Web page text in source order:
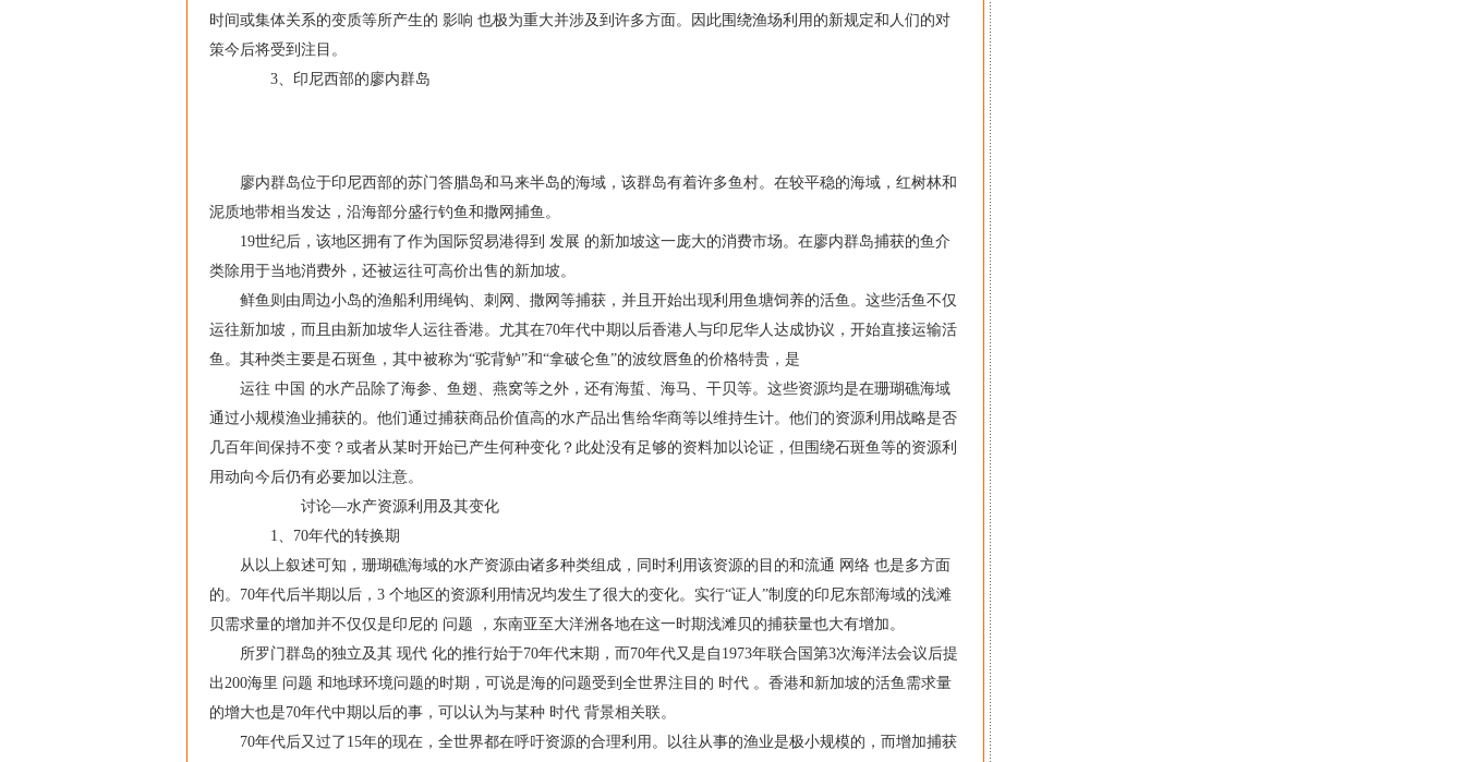
时间或集体关系的变质等所产生的 影响 也极为重大并涉及到许多方面。因此围绕渔场利用的新规定和人们的对
策今后将受到注目。
3、印尼西部的廖内群岛
廖内群岛位于印尼西部的苏门答腊岛和马来半岛的海域，该群岛有着许多鱼村。在较平稳的海域，红树林和
泥质地带相当发达，沿海部分盛行钓鱼和撒网捕鱼。
19世纪后，该地区拥有了作为国际贸易港得到 发展 的新加坡这一庞大的消费市场。在廖内群岛捕获的鱼介
类除用于当地消费外，还被运往可高价出售的新加坡。
鲜鱼则由周边小岛的渔船利用绳钩、刺网、撒网等捕获，并且开始出现利用鱼塘饲养的活鱼。这些活鱼不仅
运往新加坡，而且由新加坡华人运往香港。尤其在70年代中期以后香港人与印尼华人达成协议，开始直接运输活
鱼。其种类主要是石斑鱼，其中被称为“驼背鲈”和“拿破仑鱼”的波纹唇鱼的价格特贵，是
运往 中国 的水产品除了海参、鱼翅、燕窝等之外，还有海蜇、海马、干贝等。这些资源均是在珊瑚礁海域
通过小规模渔业捕获的。他们通过捕获商品价值高的水产品出售给华商等以维持生计。他们的资源利用战略是否
几百年间保持不变？或者从某时开始已产生何种变化？此处没有足够的资料加以论证，但围绕石斑鱼等的资源利
用动向今后仍有必要加以注意。
讨论—水产资源利用及其变化
1、70年代的转换期
从以上叙述可知，珊瑚礁海域的水产资源由诸多种类组成，同时利用该资源的目的和流通 网络 也是多方面
的。70年代后半期以后，3 个地区的资源利用情况均发生了很大的变化。实行“证人”制度的印尼东部海域的浅滩
贝需求量的增加并不仅仅是印尼的 问题 ，东南亚至大洋洲各地在这一时期浅滩贝的捕获量也大有增加。
所罗门群岛的独立及其 现代 化的推行始于70年代末期，而70年代又是自1973年联合国第3次海洋法会议后提
出200海里 问题 和地球环境问题的时期，可说是海的问题受到全世界注目的 时代 。香港和新加坡的活鱼需求量
的增大也是70年代中期以后的事，可以认为与某种 时代 背景相关联。
70年代后又过了15年的现在，全世界都在呼吁资源的合理利用。以往从事的渔业是极小规模的，而增加捕获